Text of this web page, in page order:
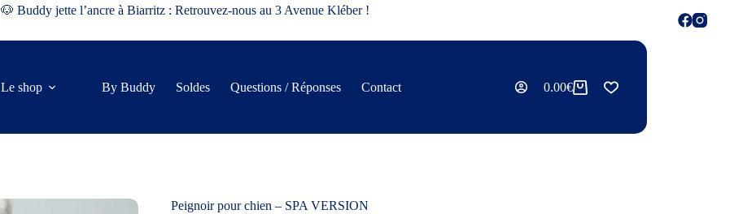
🐶 Buddy jette l’ancre à Biarritz : Retrouvez-nous au 3 Avenue Kléber !
Le shop By Buddy Soldes Questions / Réponses Contact 0.00€
Peignoir pour chien – SPA VERSION